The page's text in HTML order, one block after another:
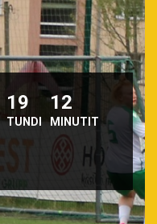
19
TUNDI
12
MINUTIT